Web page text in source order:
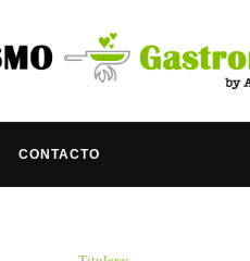
CONTACTO